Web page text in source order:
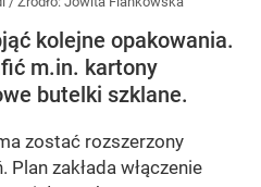
kolejne opakowania.
m.in. kartony
butelki szklane.
zostać rozszerzony
zakłada włączenie